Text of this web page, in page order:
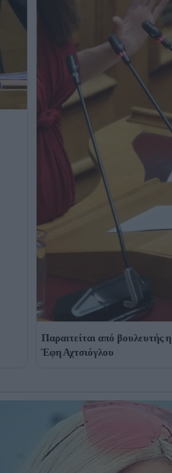
Παραιτείται από βουλευτής η
Έφη Αχτσιόγλου